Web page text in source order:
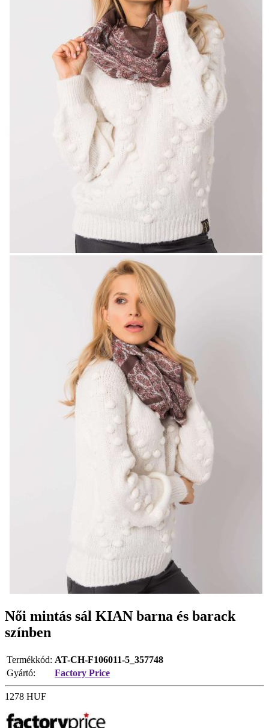
Női mintás sál KIAN barna és barack
színben
Termékkód: AT-CH-F106011-5_357748
Gyártó:
Factory Price
1278 HUF